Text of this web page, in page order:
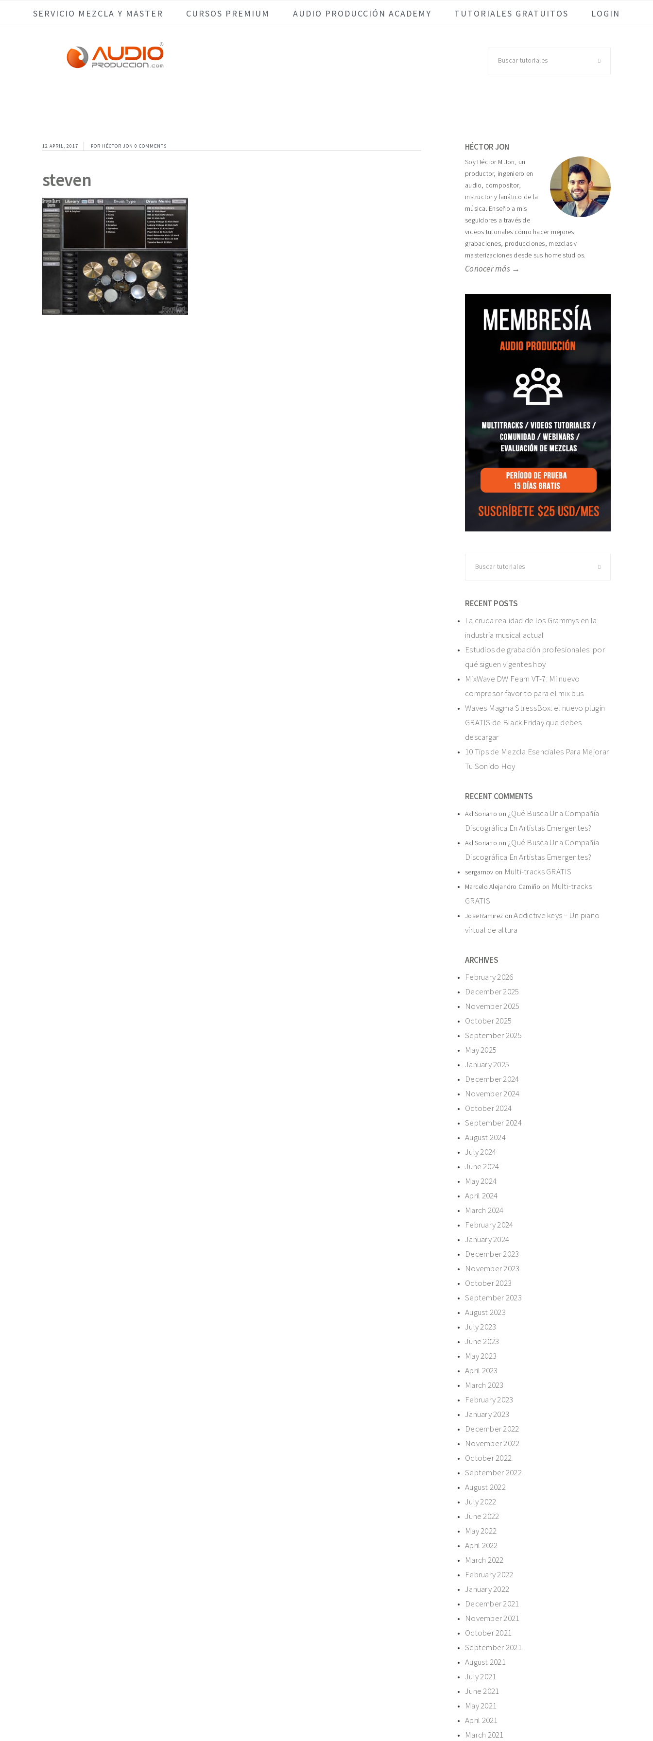
SERVICIO MEZCLA Y MASTER CURSOS PREMIUM AUDIO PRODUCCIÓN ACADEMY TUTORIALES GRATUITOS LOGIN
12 APRIL, 2017 POR HÉCTOR JON 0 COMMENTS
steven
Sidebar
HÉCTOR JON
Soy Héctor M Jon, un
productor, ingeniero en
audio, compositor,
instructor y fanático de la
música. Enseño a mis
seguidores a través de
videos tutoriales cómo hacer mejores
grabaciones, producciones, mezclas y
masterizaciones desde sus home studios.
Conocer más →
tutoriales
RECENT POSTS
La cruda realidad de los Grammys en la
industria musical actual
Estudios de grabación profesionales: por
qué siguen vigentes hoy
MixWave DW Fearn VT-7: Mi nuevo
compresor favorito para el mix bus
Waves Magma StressBox: el nuevo plugin
GRATIS de Black Friday que debes
descargar
10 Tips de Mezcla Esenciales Para Mejorar
Tu Sonido Hoy
RECENT COMMENTS
Axl Soriano on ¿Qué Busca Una Compañía
Discográfica En Artistas Emergentes?
Axl Soriano on ¿Qué Busca Una Compañía
Discográfica En Artistas Emergentes?
sergarnov on Multi-tracks GRATIS
Marcelo Alejandro Camiño on Multi-tracks
GRATIS
Jose Ramirez onAddictive keys – Un piano
virtual de altura
ARCHIVES
February 2026
December 2025
November 2025
October 2025
September 2025
May 2025
January 2025
December 2024
November 2024
October 2024
September 2024
August 2024
July 2024
June 2024
May 2024
April 2024
March 2024
February 2024
January 2024
December 2023
November 2023
October 2023
September 2023
August 2023
July 2023
June 2023
May 2023
April 2023
March 2023
February 2023
January 2023
December 2022
November 2022
October 2022
September 2022
August 2022
July 2022
June 2022
May 2022
April 2022
March 2022
February 2022
January 2022
December 2021
November 2021
October 2021
September 2021
August 2021
July 2021
June 2021
May 2021
April 2021
March 2021